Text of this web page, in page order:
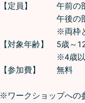
【定員】 午前の
午後の部
※両枠とも満員
【対象年齢】 5歳～
※4歳以下のお
【参加費】 無料
※ワークショップへの